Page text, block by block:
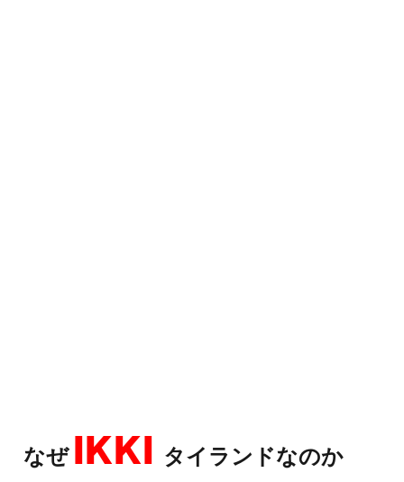
なぜIKKI タイランドなのか